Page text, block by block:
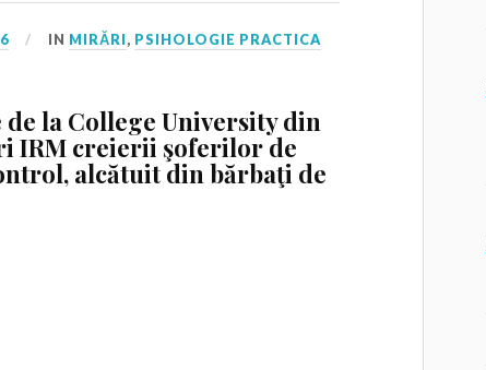
IN MIRĂRI, PSIHOLOGIE PRACTICA
la College University din
IRM creierii şoferilor de
alcătuit din bărbaţi de